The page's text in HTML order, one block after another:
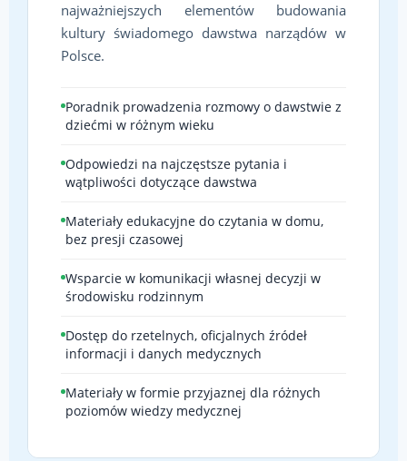
najważniejszych elementów budowania
kultury świadomego dawstwa narządów w
Polsce.
Poradnik prowadzenia rozmowy o dawstwie z
dziećmi w różnym wieku
Odpowiedzi na najczęstsze pytania i
wątpliwości dotyczące dawstwa
Materiały edukacyjne do czytania w domu,
bez presji czasowej
Wsparcie w komunikacji własnej decyzji w
środowisku rodzinnym
Dostęp do rzetelnych, oficjalnych źródeł
informacji i danych medycznych
Materiały w formie przyjaznej dla różnych
poziomów wiedzy medycznej